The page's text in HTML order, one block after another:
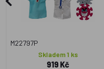
M22797P
Skladem 1 ks
919 Kč